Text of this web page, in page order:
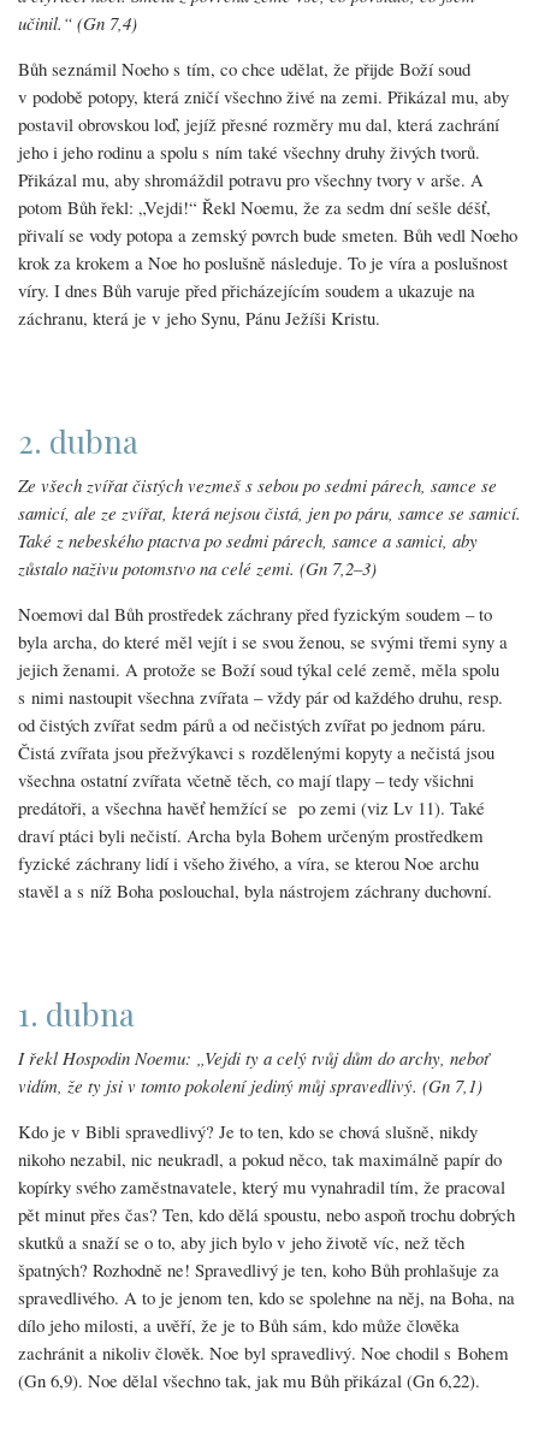
učinil.“ (Gn 7,4)
Bůh seznámil Noeho s tím, co chce udělat, že přijde Boží soud
v podobě potopy, která zničí všechno živé na zemi. Přikázal mu, aby
postavil obrovskou loď, jejíž přesné rozměry mu dal, která zachrání
jeho i jeho rodinu a spolu s ním také všechny druhy živých tvorů.
Přikázal mu, aby shromáždil potravu pro všechny tvory v arše. A
potom Bůh řekl: „Vejdi!“ Řekl Noemu, že za sedm dní sešle déšť,
přivalí se vody potopa a zemský povrch bude smeten. Bůh vedl Noeho
krok za krokem a Noe ho poslušně následuje. To je víra a poslušnost
víry. I dnes Bůh varuje před přicházejícím soudem a ukazuje na
záchranu, která je v jeho Synu, Pánu Ježíši Kristu.
2. dubna
Ze všech zvířat čistých vezmeš s sebou po sedmi párech, samce se
samicí, ale ze zvířat, která nejsou čistá, jen po páru, samce se samicí.
Také z nebeského ptactva po sedmi párech, samce a samici, aby
zůstalo naživu potomstvo na celé zemi. (Gn 7,2–3)
Noemovi dal Bůh prostředek záchrany před fyzickým soudem – to
byla archa, do které měl vejít i se svou ženou, se svými třemi syny a
jejich ženami. A protože se Boží soud týkal celé země, měla spolu
s nimi nastoupit všechna zvířata – vždy pár od každého druhu, resp.
od čistých zvířat sedm párů a od nečistých zvířat po jednom páru.
Čistá zvířata jsou přežvýkavci s rozdělenými kopyty a nečistá jsou
všechna ostatní zvířata včetně těch, co mají tlapy – tedy všichni
predátoři, a všechna havěť hemžící se po zemi (viz Lv 11). Také
draví ptáci byli nečistí. Archa byla Bohem určeným prostředkem
fyzické záchrany lidí i všeho živého, a víra, se kterou Noe archu
stavěl a s níž Boha poslouchal, byla nástrojem záchrany duchovní.
1. dubna
I řekl Hospodin Noemu: „Vejdi ty a celý tvůj dům do archy, neboť
vidím, že ty jsi v tomto pokolení jediný můj spravedlivý. (Gn 7,1)
Kdo je v Bibli spravedlivý? Je to ten, kdo se chová slušně, nikdy
nikoho nezabil, nic neukradl, a pokud něco, tak maximálně papír do
kopírky svého zaměstnavatele, který mu vynahradil tím, že pracoval
pět minut přes čas? Ten, kdo dělá spoustu, nebo aspoň trochu dobrých
skutků a snaží se o to, aby jich bylo v jeho životě víc, než těch
špatných? Rozhodně ne! Spravedlivý je ten, koho Bůh prohlašuje za
spravedlivého. A to je jenom ten, kdo se spolehne na něj, na Boha, na
dílo jeho milosti, a uvěří, že je to Bůh sám, kdo může člověka
zachránit a nikoliv člověk. Noe byl spravedlivý. Noe chodil s Bohem
(Gn 6,9). Noe dělal všechno tak, jak mu Bůh přikázal (Gn 6,22).